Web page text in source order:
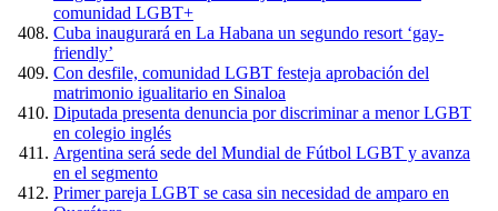
comunidad LGBT+
Cuba inaugurará en La Habana un segundo resort ‘gay-
friendly’
Con desfile, comunidad LGBT festeja aprobación del
matrimonio igualitario en Sinaloa
Diputada presenta denuncia por discriminar a menor LGBT
en colegio inglés
Argentina será sede del Mundial de Fútbol LGBT y avanza
en el segmento
Primer pareja LGBT se casa sin necesidad de amparo en